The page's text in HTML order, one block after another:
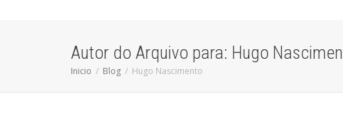
Autor do Arquivo para: Hugo
Inicio Blog Hugo Nascimento